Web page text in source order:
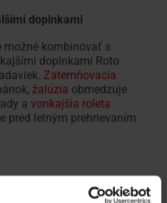
doplnkami
možné kombinovať s
doplnkami Roto
Zatemňovacia
žalúzia obmedzuje
a vonkajšia roleta
pred letným prehrievaním